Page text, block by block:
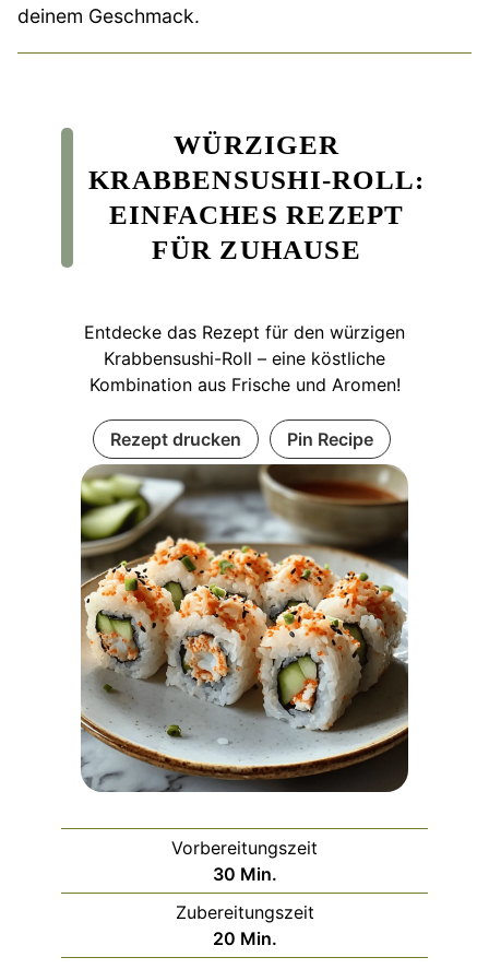
deinem Geschmack.
WÜRZIGER
KRABBENSUSHI-ROLL:
EINFACHES REZEPT
FÜR ZUHAUSE
Entdecke das Rezept für den würzigen
Krabbensushi-Roll – eine köstliche
Kombination aus Frische und Aromen!
Rezept drucken Pin Recipe
Vorbereitungszeit
30Minuten
Min.
Zubereitungszeit
20Minuten
Min.